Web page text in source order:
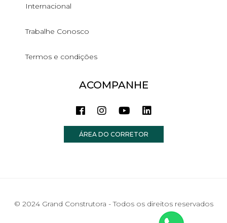
Internacional
Trabalhe Conosco
Termos e condições
ACOMPANHE
ÁREA DO CORRETOR
© 2024 Grand Construtora - Todos os direitos reservados